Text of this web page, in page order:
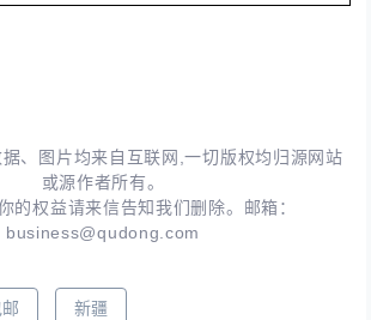
、图片均来自互联网,一切版权均归源网站
或源作者所有。
的权益请来信告知我们删除。邮箱：
business@qudong.com
新疆